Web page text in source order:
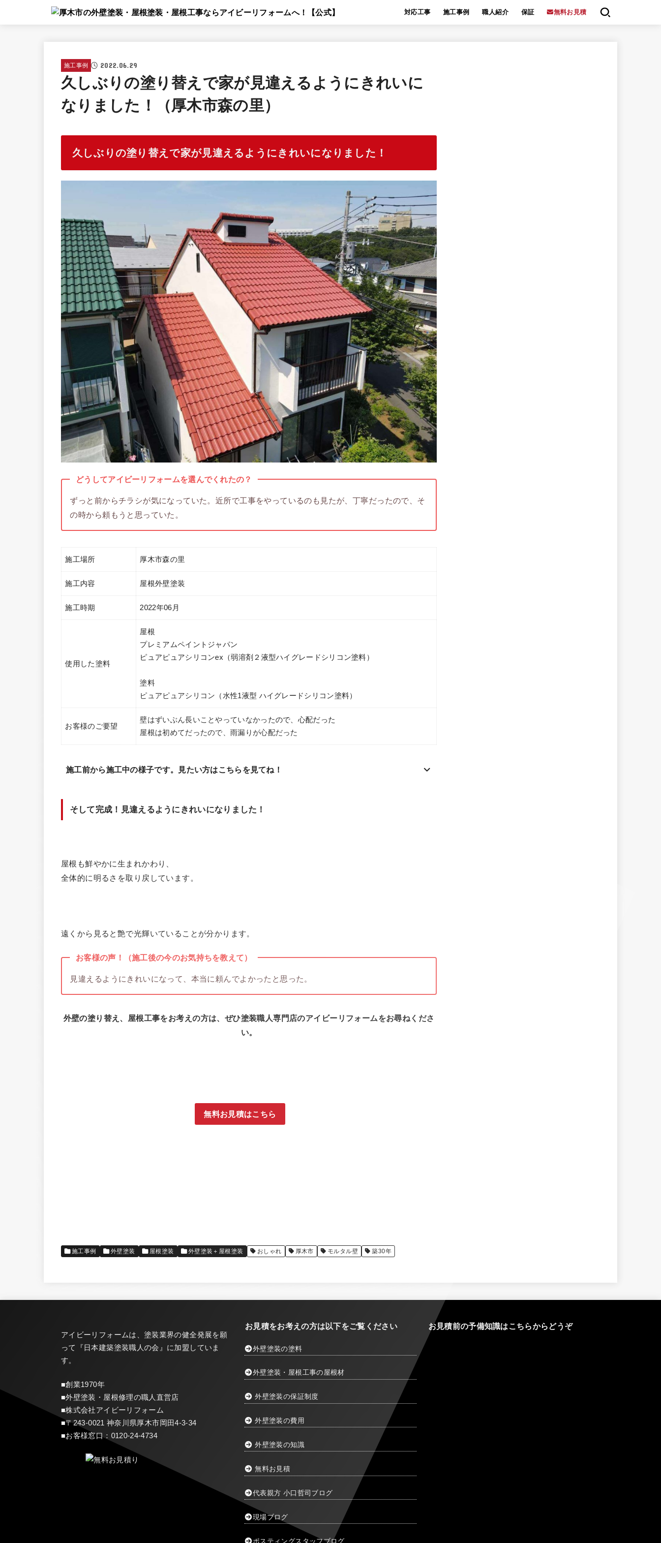
対応工事 施工事例 職人紹介 保証 無料お見積
施工事例 2022.06.29
久しぶりの塗り替えで家が見違えるようにきれいに
なりました！（厚木市森の里）
久しぶりの塗り替えで家が見違えるようにきれいになりました！
どうしてアイビーリフォームを選んでくれたの？
ずっと前からチラシが気になっていた。近所で工事をやっているのも見たが、丁寧だったので、そ
の時から頼もうと思っていた。
施工場所 厚木市森の里
施工内容 屋根外壁塗装
施工時期 2022年06月
使用した塗料
屋根
プレミアムペイントジャパン
ピュアピュアシリコンex（弱溶剤２液型ハイグレードシリコン塗料）
塗料
ピュアピュアシリコン（水性1液型 ハイグレードシリコン塗料）
お客様のご要望
壁はずいぶん長いことやっていなかったので、心配だった
屋根は初めてだったので、雨漏りが心配だった
施工前から施工中の様子です。見たい方はこちらを見てね！
そして完成！見違えるようにきれいになりました！
屋根も鮮やかに生まれかわり、
全体的に明るさを取り戻しています。
遠くから見ると艶で光輝いていることが分かります。
お客様の声！（施工後の今のお気持ちを教えて）
見違えるようにきれいになって、本当に頼んでよかったと思った。
外壁の塗り替え、屋根工事をお考えの方は、ぜひ塗装職人専門店のアイビーリフォームをお尋ねくださ
い。
無料お見積はこちら
施工事例 外壁塗装 屋根塗装 外壁塗装＋屋根塗装 おしゃれ 厚木市 モルタル壁 築30年
アイビーリフォームは、塗装業界の健全発展を願
って『 日本建築塗装職人の会 』に加盟していま
す。
■創業1970年
■外壁塗装・屋根修理の職人直営店
■株式会社アイビーリフォーム
■〒243-0021 神奈川県厚木市岡田4-3-34
■お客様窓口： 0120-24-4734
お見積をお考えの方は以下をご覧ください
外壁塗装の塗料
外壁塗装・屋根工事の屋根材
外壁塗装の保証制度
外壁塗装の費用
外壁塗装の知識
無料お見積
代表親方 小口哲司ブログ
現場ブログ
ポスティングスタッフブログ
お見積前の予備知識はこちらからどうぞ